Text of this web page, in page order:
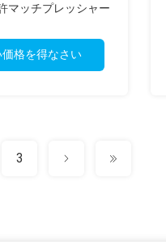
マッチプレッシャー
格を得なさい
3